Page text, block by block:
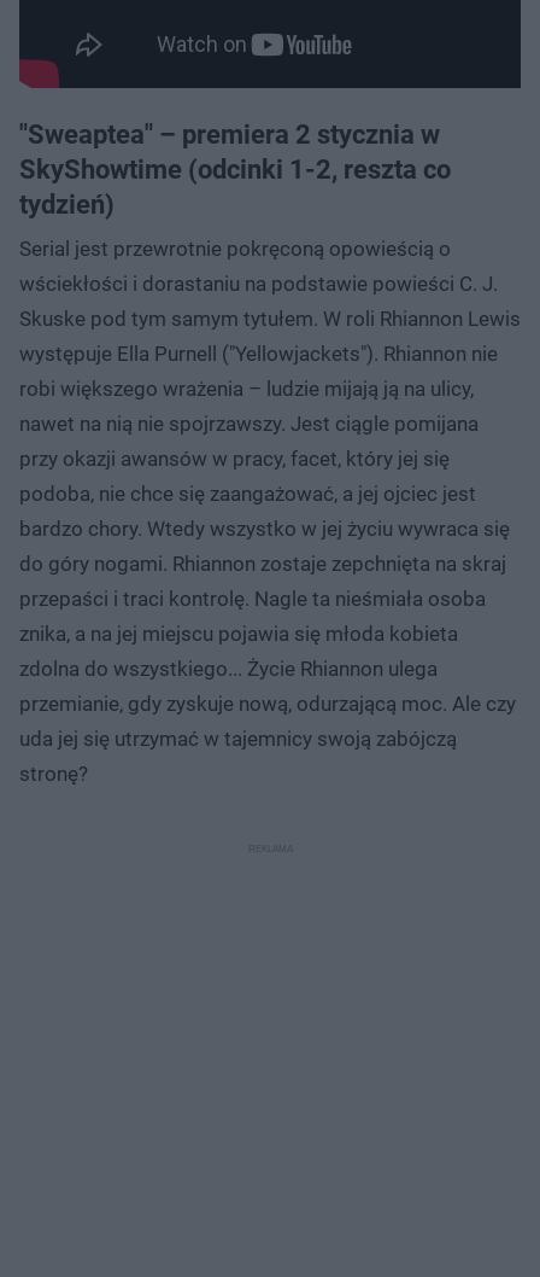
"Sweaptea" – premiera 2 stycznia w
SkyShowtime (odcinki 1-2, reszta co
tydzień)
Serial jest przewrotnie pokręconą opowieścią o
wściekłości i dorastaniu na podstawie powieści C. J.
Skuske pod tym samym tytułem. W roli Rhiannon Lewis
występuje Ella Purnell ("Yellowjackets"). Rhiannon nie
robi większego wrażenia – ludzie mijają ją na ulicy,
nawet na nią nie spojrzawszy. Jest ciągle pomijana
przy okazji awansów w pracy, facet, który jej się
podoba, nie chce się zaangażować, a jej ojciec jest
bardzo chory. Wtedy wszystko w jej życiu wywraca się
do góry nogami. Rhiannon zostaje zepchnięta na skraj
przepaści i traci kontrolę. Nagle ta nieśmiała osoba
znika, a na jej miejscu pojawia się młoda kobieta
zdolna do wszystkiego... Życie Rhiannon ulega
przemianie, gdy zyskuje nową, odurzającą moc. Ale czy
uda jej się utrzymać w tajemnicy swoją zabójczą
stronę?